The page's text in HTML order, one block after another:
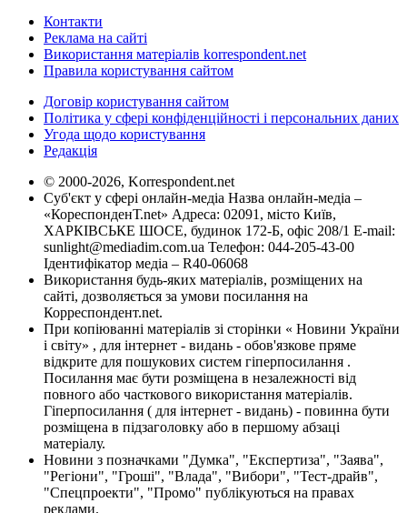
Контакти
Реклама на сайті
Використання матеріалів korrespondent.net
Правила користування сайтом
Договір користування сайтом
Політика у сфері конфіденційності і персональних даних
Угода щодо користування
Редакція
© 2000-2026, Korrespondent.net
Суб'єкт у сфері онлайн-медіа Назва онлайн-медіа –
«КореспонденТ.net» Адреса: 02091, місто Київ,
ХАРКІВСЬКЕ ШОСЕ, будинок 172-Б, офіс 208/1 E-mail:
sunlight@mediadim.com.ua Телефон: 044-205-43-00
Ідентифікатор медіа – R40-06068
Використання будь-яких матеріалів, розміщених на
сайті, дозволяється за умови посилання на
Корреспондент.net.
При копіюванні матеріалів зі сторінки « Новини України
і світу» , для інтернет - видань - обов'язкове пряме
відкрите для пошукових систем гіперпосилання .
Посилання має бути розміщена в незалежності від
повного або часткового використання матеріалів.
Гіперпосилання ( для інтернет - видань) - повинна бути
розміщена в підзаголовку або в першому абзаці
матеріалу.
Новини з позначками "Думка", "Експертиза", "Заява",
"Регіони", "Гроші", "Влада", "Вибори", "Тест-драйв",
"Спецпроекти", "Промо" публікуються на правах
реклами.